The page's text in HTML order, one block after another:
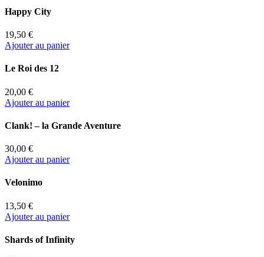
Happy City
19,50 €
Ajouter au panier
Le Roi des 12
20,00 €
Ajouter au panier
Clank! – la Grande Aventure
30,00 €
Ajouter au panier
Velonimo
13,50 €
Ajouter au panier
Shards of Infinity